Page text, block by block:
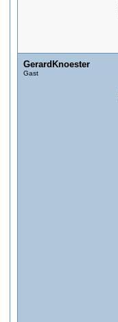
GerardKnoester
Gast